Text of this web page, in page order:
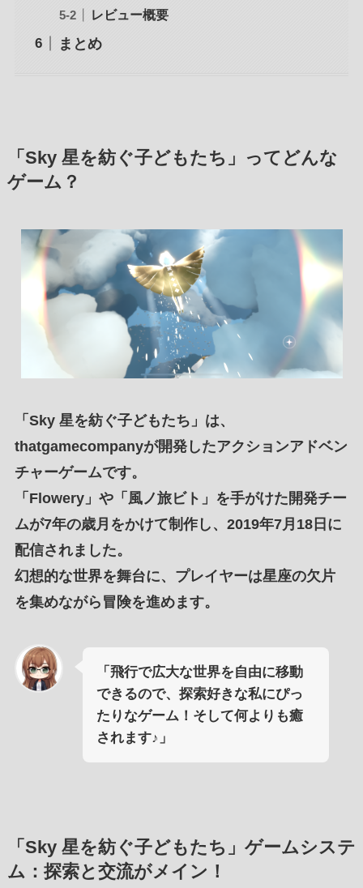
レビュー概要
まとめ
「Sky 星を紡ぐ子どもたち」ってどんな
ゲーム？
「 Sky 星を紡ぐ子どもたち 」は、
thatgamecompanyが開発したアクションアドベン
チャーゲームです。
「 Flowery」や「 風ノ旅ビト 」を手がけた開発チー
ムが7年の歳月をかけて制作し、 2019年7月18日 に
配信されました。
幻想的な世界を舞台に、プレイヤーは星座の欠片
を集めながら冒険を進めます。
「飛行で広大な世界を自由に移動
できるので、探索好きな私にぴっ
たりなゲーム！そして何よりも癒
されます♪」
「Sky 星を紡ぐ子どもたち」ゲームシステ
ム：探索と交流がメイン！